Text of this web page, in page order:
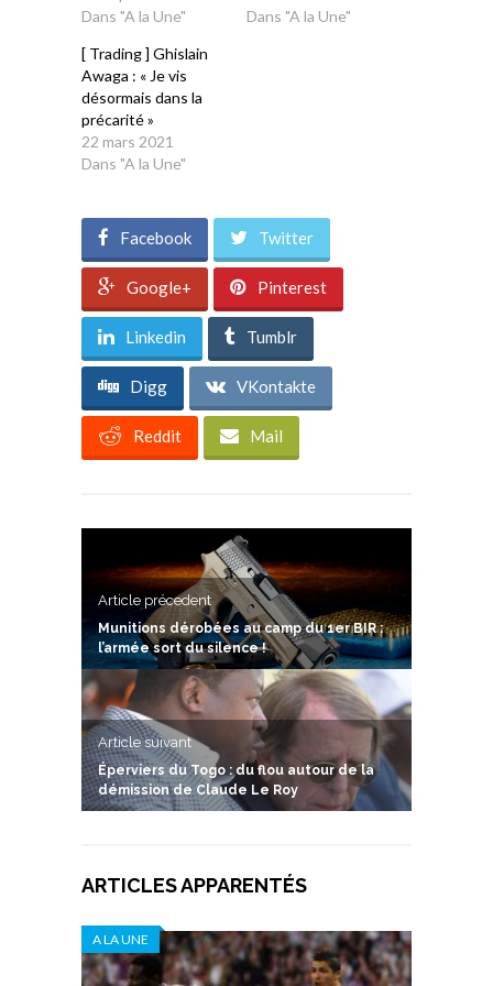
Dans "A la Une"
Dans "A la Une"
[ Trading ] Ghislain
Awaga : « Je vis
désormais dans la
précarité »
22 mars 2021
Dans "A la Une"
Facebook Twitter
Google+ Pinterest
Linkedin Tumblr
Digg VKontakte
Reddit Mail
Article précedent
Munitions dérobées au camp du 1er BIR :
l’armée sort du silence !
Article suivant
Éperviers du Togo : du flou autour de la
démission de Claude Le Roy
ARTICLES APPARENTÉS
A LA UNE